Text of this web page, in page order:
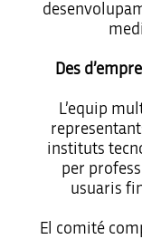
Des
L’equip
instituts
per
usuaris
El comité